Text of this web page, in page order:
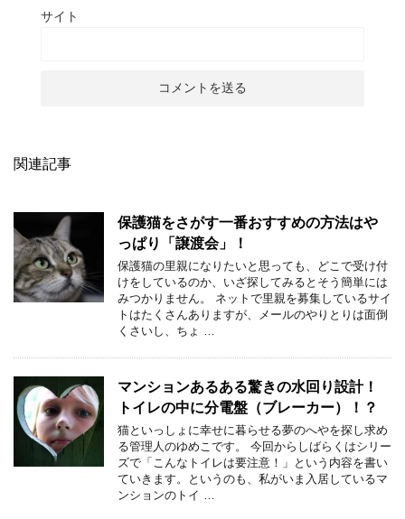
サイト
関連記事
保護猫をさがす一番おすすめの方法はや
っぱり「譲渡会」！
保護猫の里親になりたいと思っても、どこで受け付
けをしているのか、いざ探してみるとそう簡単には
みつかりません。 ネットで里親を募集しているサイ
トはたくさんありますが、メールのやりとりは面倒
くさいし、ちょ …
マンションあるある驚きの水回り設計！
トイレの中に分電盤（ブレーカー）！？
猫といっしょに幸せに暮らせる夢のへやを探し求め
る管理人のゆめこです。 今回からしばらくはシリー
ズで「こんなトイレは要注意！」という内容を書い
ていきます。というのも、私がいま入居しているマ
ンションのトイ …